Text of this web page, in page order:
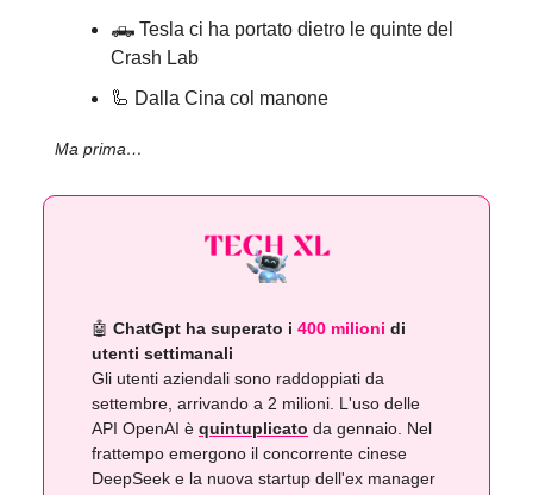
🛻 Tesla ci ha portato dietro le quinte del
Crash Lab
🦾 Dalla Cina col manone
Ma prima…
🤖 ChatGpt ha superato i 400 milioni di
utenti settimanali
Gli utenti aziendali sono raddoppiati da
settembre, arrivando a 2 milioni. L'uso delle
API OpenAI è quintuplicato da gennaio. Nel
frattempo emergono il concorrente cinese
DeepSeek e la nuova startup dell'ex manager